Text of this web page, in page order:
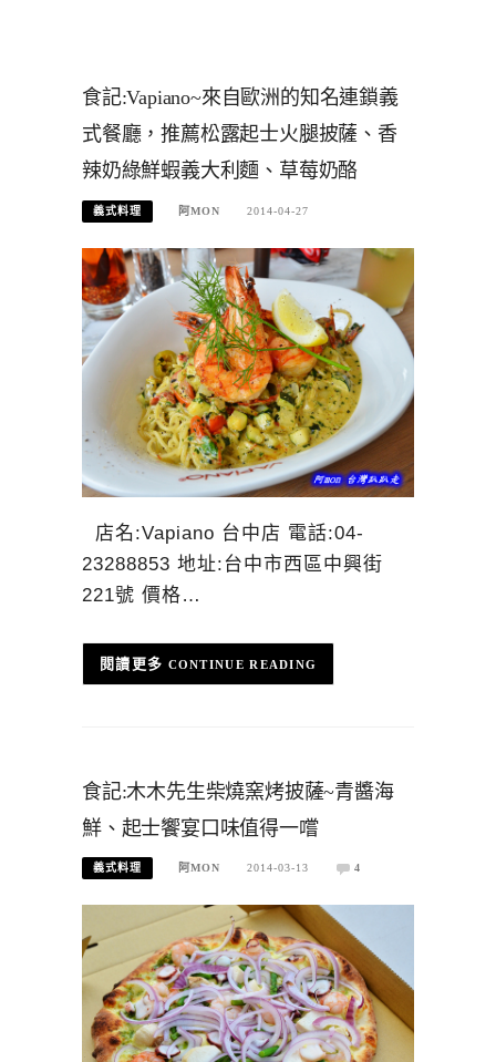
食記:Vapiano~來自歐洲的知名連鎖義
式餐廳，推薦松露起士火腿披薩、香
辣奶綠鮮蝦義大利麵、草莓奶酪
義式料理 阿MON 2014-04-27
店名:Vapiano 台中店 電話:04-
23288853 地址:台中市西區中興街
221號 價格…
CONTINUE READING
食記:木木先生柴燒窯烤披薩~青醬海
鮮、起士饗宴口味值得一嚐
義式料理 阿MON 2014-03-13 4